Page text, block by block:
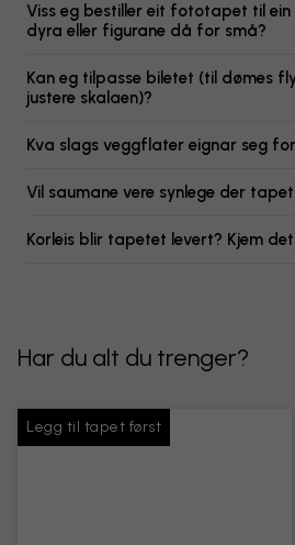
Viss eg bestiller eit fototapet til ein
dyra eller figurane då for små?
Kan eg tilpasse biletet (til dømes
justere skalaen)?
Kva slags veggflater eignar seg
Vil saumane vere synlege der
Korleis blir tapetet levert? Kjem
Har du alt du trenger?
Legg til tapet først